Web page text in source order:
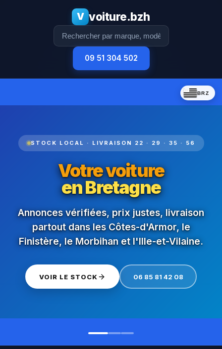
V voiture.bzh
09 51 304 502
STOCK LOCAL · LIVRAISON 22 · 29 · 35 · 56
Votre voiture
en Bretagne
Annonces vérifiées, prix justes, livraison
partout dans les Côtes-d'Armor, le
Finistère, le Morbihan et l'Ille-et-Vilaine.
VOIR LE STOCK 06 85 81 42 08
Estimationgratuite
on vient chez vous
ESTIMER MA VOITURE
Financement
à la carte
EN PARLER MAINTENANT
BRZ